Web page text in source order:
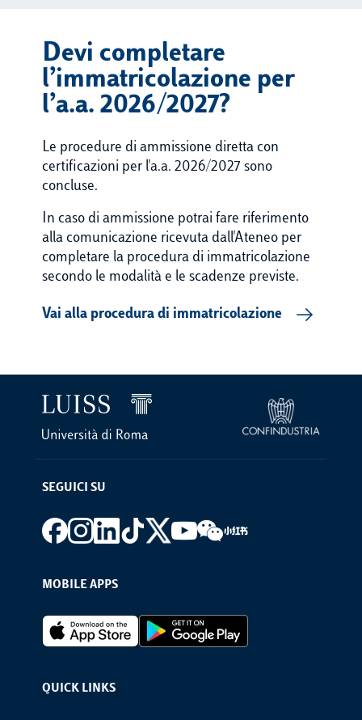
Devi completare
l’immatricolazione per
l’a.a. 2026/2027?
Le procedure di ammissione diretta con
certificazioni per l'a.a. 2026/2027 sono
concluse.
In caso di ammissione potrai fare riferimento
alla comunicazione ricevuta dall'Ateneo per
completare la procedura di immatricolazione
secondo le modalità e le scadenze previste.
Vai alla procedura di immatricolazione
SEGUICI SU
Footer social
MOBILE APPS
Footer Apps
QUICK LINKS